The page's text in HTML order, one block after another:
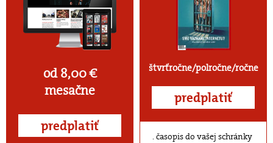
od 8,00 €
mesačne
predplatiť
štvrťročne/polročne/ročne
predplatiť
časopis do vašej schránky